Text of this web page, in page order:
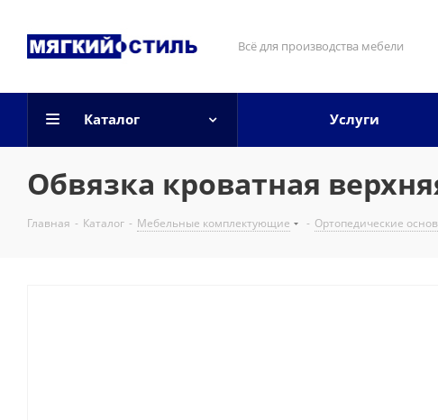
Всё для производства мебели
Каталог Услуги
Обвязка кроватная
Главная - Каталог - Мебельные комплектующие - Ортопедические